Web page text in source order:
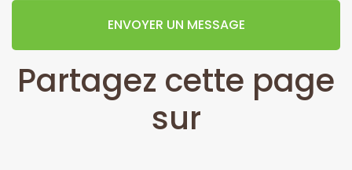
ENVOYER UN MESSAGE
Partagez cette page
sur